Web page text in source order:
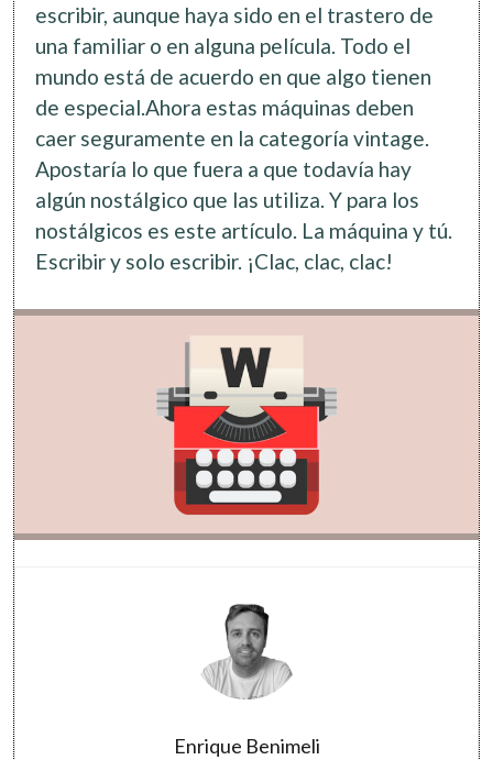
escribir, aunque haya sido en el trastero de
una familiar o en alguna película. Todo el
mundo está de acuerdo en que algo tienen
de especial.Ahora estas máquinas deben
caer seguramente en la categoría vintage.
Apostaría lo que fuera a que todavía hay
algún nostálgico que las utiliza. Y para los
nostálgicos es este artículo. La máquina y tú.
Escribir y solo escribir. ¡Clac, clac, clac!
Enrique Benimeli